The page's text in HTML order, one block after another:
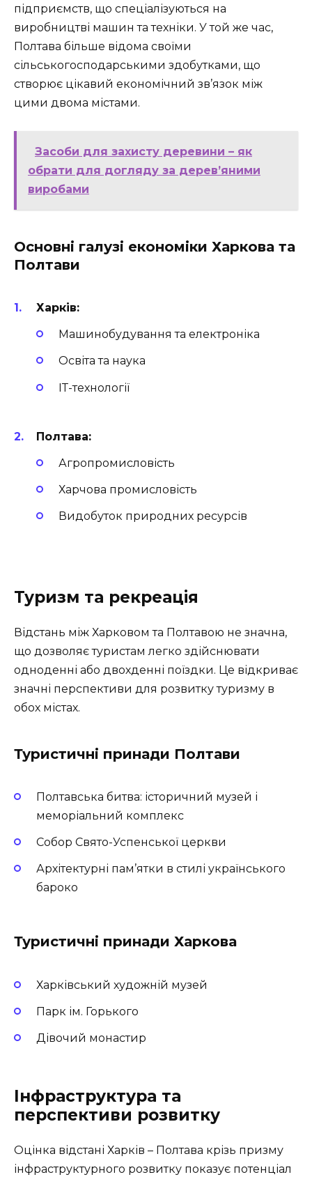
підприємств, що спеціалізуються на
виробництві машин та техніки. У той же час,
Полтава більше відома своїми
сільськогосподарськими здобутками, що
створює цікавий економічний зв’язок між
цими двома містами.
Засоби для захисту деревини – як
обрати для догляду за дерев’яними
виробами
Основні галузі економіки Харкова та
Полтави
Харків:
Машинобудування та електроніка
Освіта та наука
ІТ-технології
Полтава:
Агропромисловість
Харчова промисловість
Видобуток природних ресурсів
Туризм та рекреація
Відстань між Харковом та Полтавою не значна,
що дозволяє туристам легко здійснювати
одноденні або двохденні поїздки. Це відкриває
значні перспективи для розвитку туризму в
обох містах.
Туристичні принади Полтави
Полтавська битва: історичний музей і
меморіальний комплекс
Собор Свято-Успенської церкви
Архітектурні пам’ятки в стилі українського
бароко
Туристичні принади Харкова
Харківський художній музей
Парк ім. Горького
Дівочий монастир
Інфраструктура та
перспективи розвитку
Оцінка відстані Харків – Полтава крізь призму
інфраструктурного розвитку показує потенціал